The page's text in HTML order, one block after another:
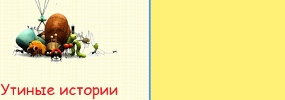
Утиные истории